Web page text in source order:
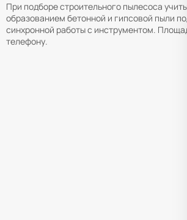
При подборе строительного пылесоса
образованием бетонной и гипсовой пыли
синхронной работы с инструментом.
телефону.